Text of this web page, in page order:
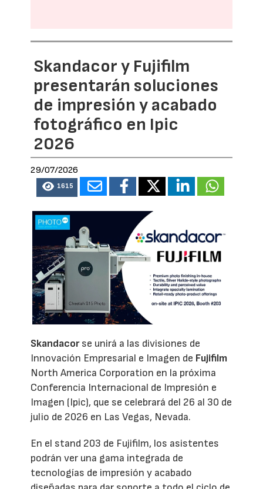
Skandacor y Fujifilm
presentarán soluciones
de impresión y acabado
fotográfico en Ipic
2026
29/07/2026
1615
Skandacorse unirá a las divisiones de
Innovación Empresarial e Imagen de Fujifilm
North America Corporation en la próxima
Conferencia Internacional de Impresión e
Imagen (Ipic), que se celebrará del 26 al 30 de
julio de 2026 en Las Vegas, Nevada.
En el stand 203 de Fujifilm, los asistentes
podrán ver una gama integrada de
tecnologías de impresión y acabado